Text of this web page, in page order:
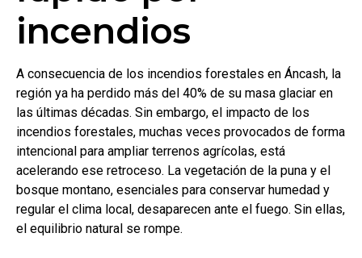
incendios
A consecuencia de los incendios forestales en Áncash, la
región ya ha perdido más del 40% de su masa glaciar en
las últimas décadas. Sin embargo, el impacto de los
incendios forestales, muchas veces provocados de forma
intencional para ampliar terrenos agrícolas, está
acelerando ese retroceso. La vegetación de la puna y el
bosque montano, esenciales para conservar humedad y
regular el clima local, desaparecen ante el fuego. Sin ellas,
el equilibrio natural se rompe.